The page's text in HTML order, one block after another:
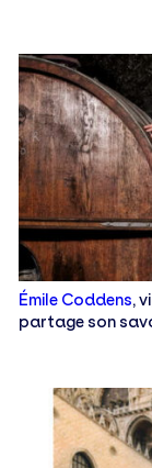
Émile Coddens,
partage son